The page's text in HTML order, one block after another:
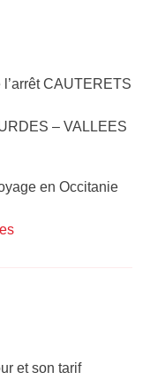
CAUTERETS
– VALLEES
en Occitanie
et son tarif